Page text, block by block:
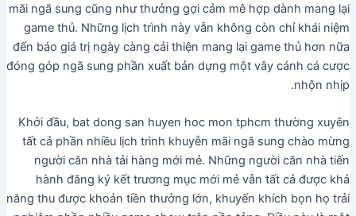
mãi ngã sung cũng như thưởng gợi cảm mê hợp dành mang lại
game thủ. Những lịch trình này vẫn không còn chỉ khái niệm
đến báo giá trị ngày càng cải thiện mang lại game thủ hơn nữa
đóng góp ngã sung phần xuất bản dựng một vây cánh cá cược
nhộn nhịp.
Khởi đầu, bat dong san huyen hoc mon tphcm thường xuyên
tất cả phần nhiều lịch trình khuyễn mãi ngã sung chào mừng
người căn nhà tải hàng mới mẻ. Những người căn nhà tiến
hành đăng ký kết trương mục mới mẻ vẫn tất cả được khả
năng thu được khoản tiền thưởng lớn, khuyến khích bọn họ trải